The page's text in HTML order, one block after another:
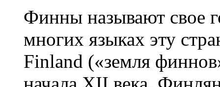
Финны называют свое
многих языках эту
Finland («земля